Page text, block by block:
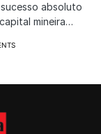
absoluto
mineira…